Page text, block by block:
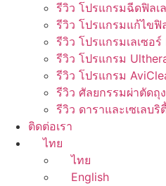
รีวิว โปรแกรมฉีดฟิลเ
รีวิว โปรแกรมแก้ไขฟิ
รีวิว โปรแกรมเลเซอร์
รีวิว โปรแกรม
รีวิว โปรแกรม
รีวิว ศัลยกรรมผ่าตัดถุ
รีวิว ดาราและเซเลบ
ติดต่อเรา
ไทย
ไทย
English